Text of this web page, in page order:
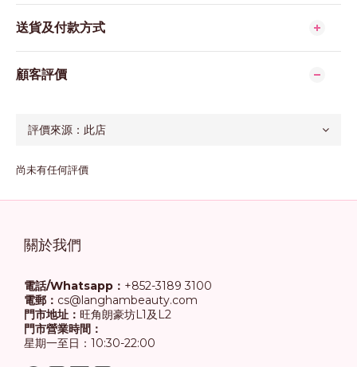
送貨及付款方式
顧客評價
尚未有任何評價
關於我們
電話/Whatsapp： +852-3189 3100
電郵： cs@langhambeauty.com
門市地址： 旺角朗豪坊L1及L2
門市營業時間：
星期一至日：10:30-22:00